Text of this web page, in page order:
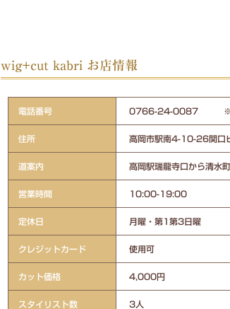
wig+cut kabri お店情報
電話番号 0766-24-0087 ※ビュー
住所 高岡市駅南4-10-26関口
道案内 高岡駅瑞龍寺口から清
営業時間 10:00-19:00
定休日 月曜・第1第3日曜
クレジットカード 使用可
カット価格 4,000円
スタイリスト数 3人